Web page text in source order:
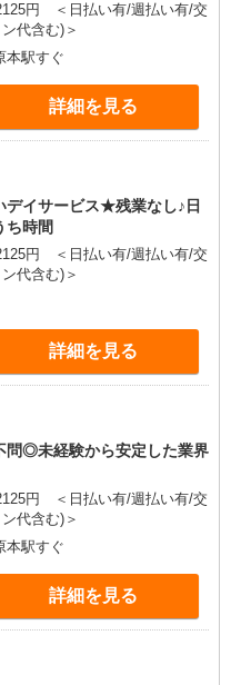
円 ＜日払い有/週払い有/交
代含む)＞
本駅すぐ
詳細を見る
デイサービス★残業なし♪日
時間
円 ＜日払い有/週払い有/交
代含む)＞
詳細を見る
問◎未経験から安定した業界
円 ＜日払い有/週払い有/交
代含む)＞
本駅すぐ
詳細を見る